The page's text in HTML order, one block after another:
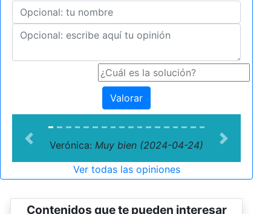
Valorar
Verónica: Muy bien (2024-04-24)
Previous Next
Ver todas las opiniones
Contenidos que te pueden interesar